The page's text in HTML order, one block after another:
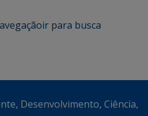
ir para busca
Desenvolvimento, Ciência,